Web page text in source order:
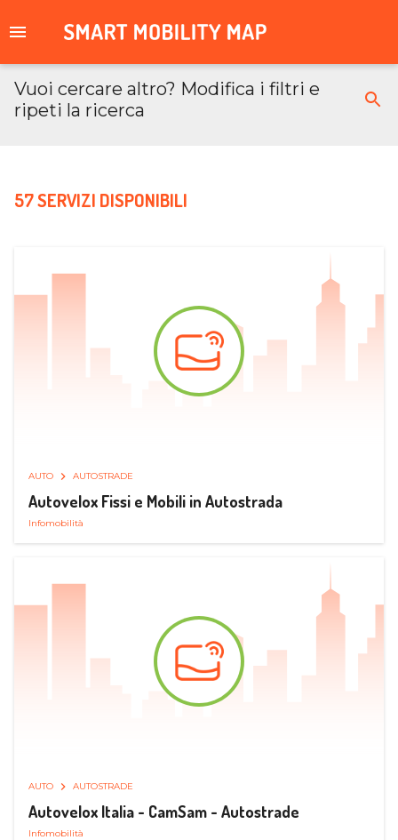
Vuoi cercare altro? Modifica i filtri e
ripeti la ricerca
57 SERVIZI DISPONIBILI
AUTO AUTOSTRADE
Autovelox Fissi e Mobili in Autostrada
Infomobilità
AUTO AUTOSTRADE
Autovelox Italia - CamSam - Autostrade
Infomobilità